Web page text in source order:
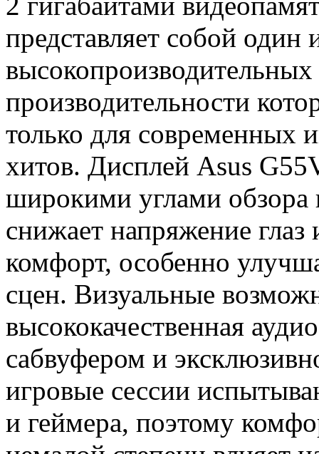
представляет собой один
производительности
только для современных
хитов. Дисплей Asus
широкими углами
снижает напряжение глаз
комфорт, особенно
сцен. Визуальные
высококачественная
сабвуфером и
игровые сессии
и геймера, поэтому